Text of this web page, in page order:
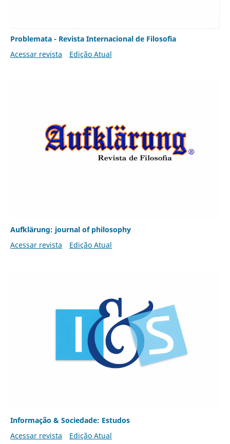
Problemata - Revista Internacional de Filosofia
Acessar revista
Edição Atual
Aufklärung: journal of philosophy
Acessar revista
Edição Atual
Informação & Sociedade: Estudos
Acessar revista
Edição Atual